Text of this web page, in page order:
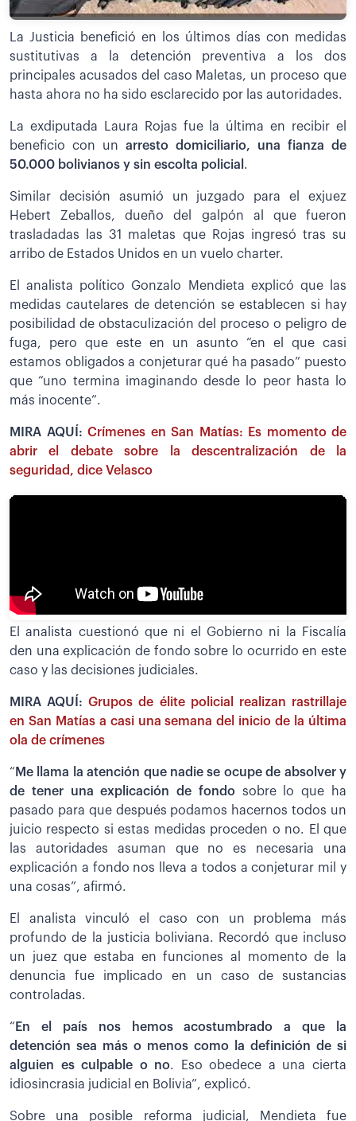
La Justicia benefició en los últimos días con medidas
sustitutivas a la detención preventiva a los dos
principales acusados del caso Maletas, un proceso que
hasta ahora no ha sido esclarecido por las autoridades.
La exdiputada Laura Rojas fue la última en recibir el
beneficio con un arresto domiciliario, una fianza de
50.000 bolivianos y sin escolta policial .
Similar decisión asumió un juzgado para el exjuez
Hebert Zeballos, dueño del galpón al que fueron
trasladadas las 31 maletas que Rojas ingresó tras su
arribo de Estados Unidos en un vuelo charter.
El analista político Gonzalo Mendieta explicó que las
medidas cautelares de detención se establecen si hay
posibilidad de obstaculización del proceso o peligro de
fuga, pero que este en un asunto “en el que casi
estamos obligados a conjeturar qué ha pasado” puesto
que “uno termina imaginando desde lo peor hasta lo
más inocente”.
MIRA AQUÍ: Crímenes en San Matías: Es momento de
abrir el debate sobre la descentralización de la
seguridad, dice Velasco
El analista cuestionó que ni el Gobierno ni la Fiscalía
den una explicación de fondo sobre lo ocurrido en este
caso y las decisiones judiciales.
MIRA AQUÍ: Grupos de élite policial realizan rastrillaje
en San Matías a casi una semana del inicio de la última
ola de crímenes
“ Me llama la atención que nadie se ocupe de absolver y
de tener una explicación de fondosobre lo que ha
pasado para que después podamos hacernos todos un
juicio respecto si estas medidas proceden o no. El que
las autoridades asuman que no es necesaria una
explicación a fondo nos lleva a todos a conjeturar mil y
una cosas”, afirmó.
El analista vinculó el caso con un problema más
profundo de la justicia boliviana. Recordó que incluso
un juez que estaba en funciones al momento de la
denuncia fue implicado en un caso de sustancias
controladas.
“ En el país nos hemos acostumbrado a que la
detención sea más o menos como la definición de si
alguien es culpable o no. Eso obedece a una cierta
idiosincrasia judicial en Bolivia”, explicó.
Sobre una posible reforma judicial, Mendieta fue